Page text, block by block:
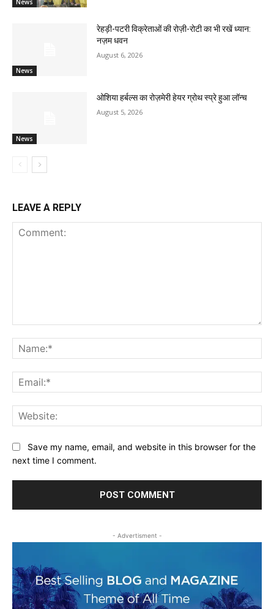
News
News
रेहड़ी-पटरी विक्रेताओं की रोज़ी-रोटी का भी रखें ध्यान:
नज़म धवन
August 6, 2026
News
ओशिया हर्बल्स का रोज़मेरी हेयर ग्रोथ स्प्रे हुआ लॉन्च
August 5, 2026
LEAVE A REPLY
Save my name, email, and website in this browser for the
next time I comment.
- Advertisment -